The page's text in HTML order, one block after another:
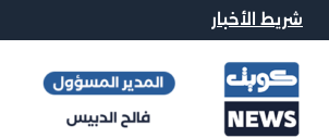
شريط الأخبار